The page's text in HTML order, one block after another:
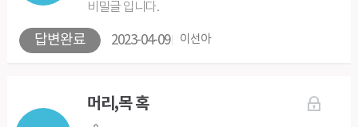
답변완료
비밀글 입니다.
2023-04-09 이선아
머리,목 혹